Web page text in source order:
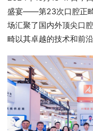
盛宴——第23次口腔正
场汇聚了国内外顶尖口
畸以其卓越的技术和前